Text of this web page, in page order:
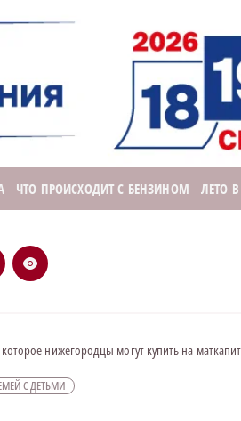
ЧТО ПРОИСХОДИТ С БЕНЗИНОМ ЛЕТО
e
нижегородцы могут купить на
С ДЕТЬМИ